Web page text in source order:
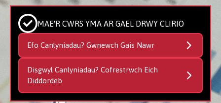
MAE'R CWRS YMA AR GAEL DRWY CLIRIO
Efo Canlyniadau? Gwnewch Gais Nawr
Disgwyl Canlyniadau? Cofrestrwch Eich
Diddordeb